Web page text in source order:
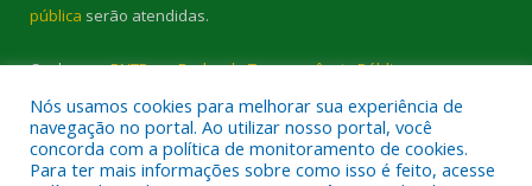
pública serão atendidas.
Conheça oPNTPe oRadar da Transparência Pública
Nós usamos cookies para melhorar sua experiência de
navegação no portal. Ao utilizar nosso portal, você
concorda com a política de monitoramento de cookies.
Para ter mais informações sobre como isso é feito, acesse